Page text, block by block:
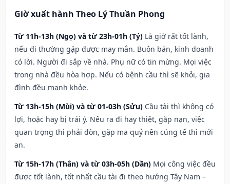
Giờ xuất hành Theo Lý Thuần Phong
Từ 11h-13h (Ngọ) và từ 23h-01h (Tý) Là giờ rất tốt lành,
nếu đi thường gặp được may mắn. Buôn bán, kinh doanh
có lời. Người đi sắp về nhà. Phụ nữ có tin mừng. Mọi việc
trong nhà đều hòa hợp. Nếu có bệnh cầu thì sẽ khỏi, gia
đình đều mạnh khỏe.
Từ 13h-15h (Mùi) và từ 01-03h (Sửu) Cầu tài thì không có
lợi, hoặc hay bị trái ý. Nếu ra đi hay thiệt, gặp nạn, việc
quan trọng thì phải đòn, gặp ma quỷ nên cúng tế thì mới
an.
Từ 15h-17h (Thân) và từ 03h-05h (Dần) Mọi công việc đều
được tốt lành, tốt nhất cầu tài đi theo hướng Tây Nam –